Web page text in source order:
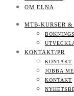
OM ELNA
MTB-KURSER
KONTAKT/PR
KONTAKT
JOBBA
KONTAKT